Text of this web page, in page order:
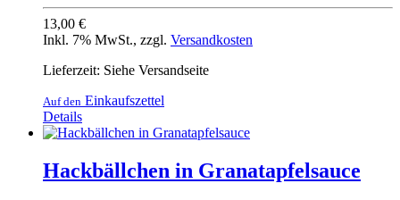
13,00 €
Inkl. 7% MwSt., zzgl. Versandkosten
Lieferzeit: Siehe Versandseite
Auf den Einkaufszettel
Details
Hackbällchen in Granatapfelsauce